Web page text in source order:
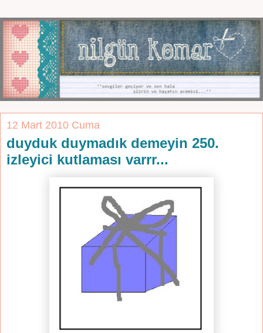
12 Mart 2010 Cuma
duyduk duymadık demeyin 250.
izleyici kutlaması varrr...